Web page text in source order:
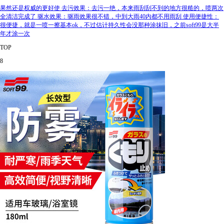
果然还是权威的更好使 去污效果：去污一绝，本来雨刮刮不到的地方很糙的，喷两次
全清洁完成了 驱水效果：驱雨效果很不错，中到大雨40内都不用雨刮 使用便捷性：
很便捷，就是一喷一擦基本ok，不过估计持久性会没那种涂抹旧，之前soft99是大半
年才涂一次
TOP
8